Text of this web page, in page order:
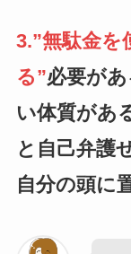
3.”無駄金を
る”必要が
い体質があ
と自己弁護
自分の頭に